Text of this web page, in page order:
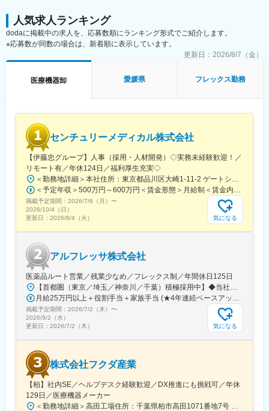
を予定しております。）
変更の範囲：会社の定める業務
・当社理解の為のオリエンテーション（約1週間）
・製品知識トレーニング（約2～3週間）
・海外製造元による製品トレーニング（約3～4日）
■働き方
は月10時間程とワークライフバランスを整えやすい環境です。
■モデル年収
例：5年目590万円、7年目710万円
■環境について
全社員中途入社で、過去3年の平均離職率は4.1% です。当事業部
は3年連続で高水準の売上と営業利益を達成し、部全体で能力を遺
憾なく発揮いただけます。
■魅力・得られる経験
で、多くの肝疾患患者様の病態を非侵襲かつ簡便に検査できる検
査機器です。この生活習慣病を背景とする肝疾患は増加の一途で
あり、多数の製薬企業が同領域の治療薬開発を行っていること等
から、市場の成長が大いに期待されます。世界各国で膨大な文献
に基づいたエビデンスベースドの本製品は、既に国内肝臓専門医
の認知度も高く、検査に対する顧客からの信頼も厚く、国内外の
ガイドラインで参照・推奨されています。更に、肝臓だけでなく
糖尿病専門医ともシナジーのある医療機器であり、加えて弊社は
変更の範囲：会社の定める業務
人気求人ランキング
dodaに掲載中の求人を、応募数順にランキング形式でご紹介します。
※応募数が同数の場合は、新着順に表示しています。
更新日： 2026/8/7（金）
医療機器卸 愛媛県 フレックス勤務
センチュリーメディカル株式会社
【伊藤忠グループ】人事（採用・人材開発）◇実務未経験歓迎！／
リモート有／年休124日／福利厚生充実◇
＜勤務地詳細＞本社住所：東京都品川区大崎1-11-2 ゲートシティ大崎イーストタワー22Ｆ勤務地最寄駅：JR山手線／大崎駅受動喫煙対策：屋内全面禁煙変更の範囲：会社の定める事業所（リモートワーク含む）
＜予定年収＞500万円～600万円＜賃金形態＞月給制＜賃金内訳＞月額（基本給）：300,000円～350,000円＜月給＞300,000円～350,000円＜昇給有無＞有＜残業手当＞有＜給与補足＞上記年収は、あくまで目安であり、前職・経験を考慮し検討させて頂きます。■昇給：あり■賞与：あり※会社業績と個人業績に応じて算定されます。賃金はあくまでも目安の金額であり、選考を通じて上下する可能性があります。月給(月額)は固定手当を含めた表記です。
掲載予定期間： 2026/7/6（月） 〜
2026/10/4（日）
更新日： 2026/8/4（火） 気になる
アルフレッサ株式会社
医薬品ルート営業／残業少なめ／フレックス制／年間休日125日
【首都圏（東京／埼玉／神奈川／千葉）積極採用中】◆当社が展開する【北海道／関東／首都圏／中部／近畿／九州】の各事業所へご希望を考慮した上で配属となります。【北海道】北海道【関東】栃木／群馬／茨城／長野／山梨／新潟【首都圏】東京／埼玉／神奈川／千葉★積極採用エリア【中部】静岡／愛知／三重／岐阜【近畿】滋賀／兵庫／大阪／京都／奈良／和歌山【九州】福岡／長崎／熊本／大分／宮崎／鹿児島各事業所の詳細については、弊社HPよりご確認ください※「企業情報」→「拠点」よりご確認いただけます。屋内禁煙(※喫煙室あり※禁煙タイムあり※喫煙室での就労はありません)
月給25万円以上＋役割手当＋家族手当 (★4年連続ベースアップ実施！)※時間外手当別途支給※年齢、経験、能力を考慮の上、優遇します
掲載予定期間： 2026/7/2（木） 〜
2026/9/2（水）
更新日： 2026/7/2（木） 気になる
株式会社フクダ産業
【柏】社内SE／ヘルプデスク経験歓迎／DX推進にも挑戦可／年休
129日／医療機器メーカー
＜勤務地詳細＞高田工場住所：千葉県柏市高田1071番地7号 勤務地最寄駅：つくばエクスプレス線／柏の葉キャンパス駅受動喫煙対策：屋内全面禁煙変更の範囲：【変更の範囲：流山本社および高田工場】